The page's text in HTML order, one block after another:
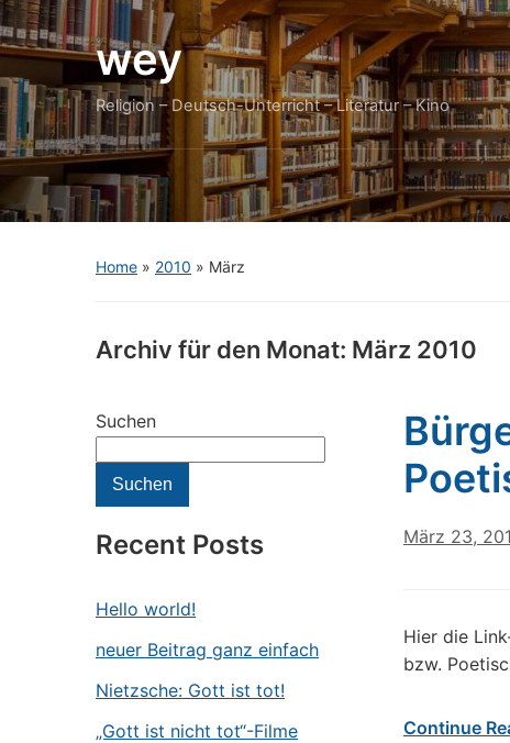
wey
Religion – Deutsch-Unterricht – Literatur – Kino
Home » 2010 » März
Archiv für den Monat: März 2010
Suchen
Suchen
Recent Posts
Hello world!
neuer Beitrag ganz einfach
Nietzsche: Gott ist tot!
„Gott ist nicht tot“-Filme
März 23,
Hier die
bzw.
Continue